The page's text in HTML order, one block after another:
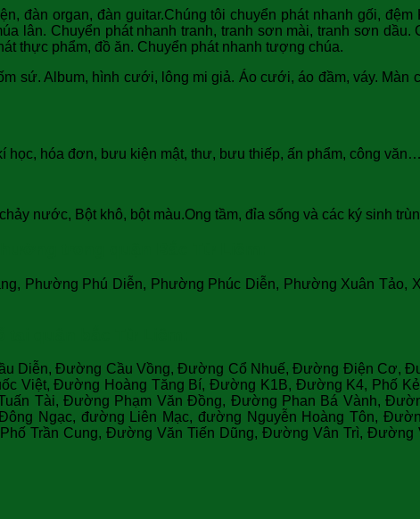
đàn organ, đàn guitar.Chúng tôi chuyển phát nhanh gối,
lân. Chuyển phát nhanh tranh, tranh sơn mài, tranh sơn
thực phẩm, đồ ăn. Chuyển phát nhanh tượng chúa.
sứ. Album, hình cưới, lông mi giả. Áo cưới, áo đầm, váy. Màn
hóa đơn, bưu kiện mật, thư, bưu thiếp, ấn phẩm, công văn…
nước, Bột khô, bột màu.Ong tầm, đỉa sống và các ký sinh
Phường Phú Diễn, Phường Phúc Diễn, Phường Xuân Tảo,
Diễn, Đường Cầu Vồng, Đường Cổ Nhuế, Đường Điện Cơ,
Việt, Đường Hoàng Tăng Bí, Đường K1B, Đường K4, Phố
Tài, Đường Phạm Văn Đồng, Đường Phan Bá Vành,
Ngạc, đường Liên Mạc, đường Nguyễn Hoàng Tôn,
Trần Cung, Đường Văn Tiến Dũng, Đường Vân Trì,